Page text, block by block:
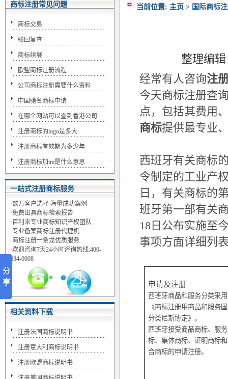
当前位置: 主页 > 国际商标
整理编
经常有人咨询注
今天商标注册查
点，包括其费用
商标提供最专业
西班牙有关商标
令制定的工业产
日，有关商标的
班牙第一部有关
18日公布实施至
事项方面详细列
申请及注册
西班牙商品和服务分类采用
《商标注册用商品和服务
分类尼斯协定》。
西班牙接受商品商标、服
标、集体商标、证明商标
合商标的申请注册。
商标注册常见问题
商标交易
驳回复查
商标续展
欧盟商标注册流程
公司商标注册需要什么资料
中国驰名商标申请
在哪个网站可以查到香港公司
注册商标的logo是多大
注册商标有效期为多少年
注册商标加tm是什么意思
一站式注册商标服务
·数万客户选择 海量成功案例
·免费出具商标检索报告
·百利来专业商标知识产权团队
·专业备案商标注册代理机
·商标注册一条龙优质服务
·欢迎咨询7天24小时咨询热线:400-
034-0008
相关资料下载
注册法国商标说明书
注册意大利商标说明书
注册欧盟商标说明书